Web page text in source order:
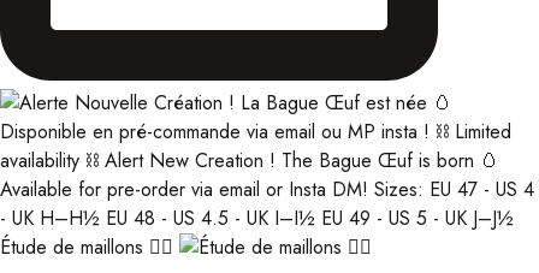
Étude de maillons ⛓️‍💥